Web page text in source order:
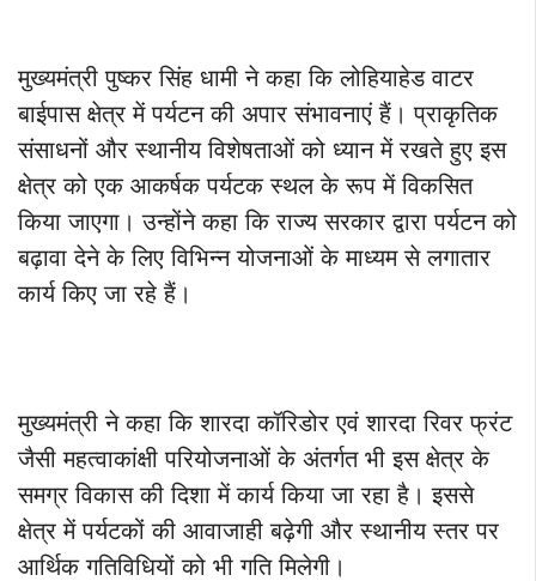
मुख्यमंत्री पुष्कर सिंह धामी ने कहा कि लोहियाहेड वाटर
बाईपास क्षेत्र में पर्यटन की अपार संभावनाएं हैं। प्राकृतिक
संसाधनों और स्थानीय विशेषताओं को ध्यान में रखते हुए इस
क्षेत्र को एक आकर्षक पर्यटक स्थल के रूप में विकसित
किया जाएगा। उन्होंने कहा कि राज्य सरकार द्वारा पर्यटन को
बढ़ावा देने के लिए विभिन्न योजनाओं के माध्यम से लगातार
कार्य किए जा रहे हैं।
मुख्यमंत्री ने कहा कि शारदा कॉरिडोर एवं शारदा रिवर फ्रंट
जैसी महत्वाकांक्षी परियोजनाओं के अंतर्गत भी इस क्षेत्र के
समग्र विकास की दिशा में कार्य किया जा रहा है। इससे
क्षेत्र में पर्यटकों की आवाजाही बढ़ेगी और स्थानीय स्तर पर
आर्थिक गतिविधियों को भी गति मिलेगी।